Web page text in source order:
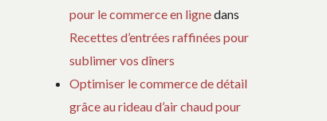
pour le commerce en lignedans
Recettes d’entrées raffinées pour
sublimer vos dîners
Optimiser le commerce de détail
grâce au rideau d’air chaud pour